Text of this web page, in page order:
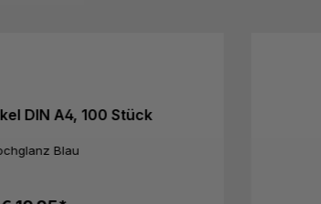
DIN A4, 100 Stück
Blau